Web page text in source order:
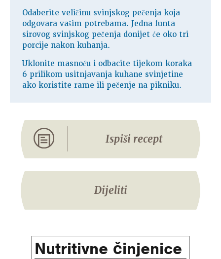
Odaberite veličinu svinjskog pečenja koja
odgovara vašim potrebama. Jedna funta
sirovog svinjskog pečenja donijet će oko tri
porcije nakon kuhanja.
Uklonite masnoću i odbacite tijekom koraka
6 prilikom usitnjavanja kuhane svinjetine
ako koristite rame ili pečenje na pikniku.
Ispiši recept
Dijeliti
Nutritivne činjenice